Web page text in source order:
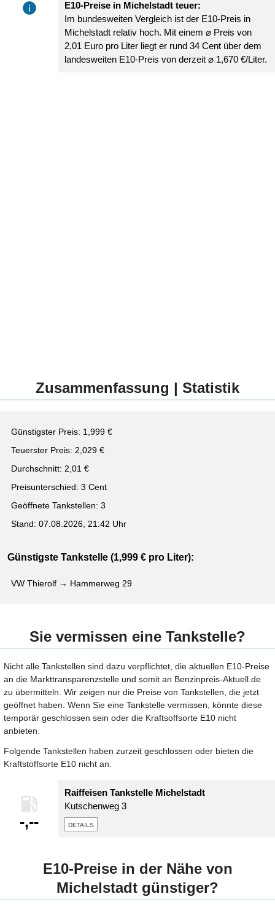
E10-Preise in Michelstadt teuer:
Im bundesweiten Vergleich ist der E10-Preis in
Michelstadt relativ hoch. Mit einem ⌀ Preis von
2,01 Euro pro Liter liegt er rund 34 Cent über dem
landesweiten E10-Preis von derzeit ⌀ 1,670 €/Liter.
Zusammenfassung | Statistik
Günstigster Preis: 1,999 €
Teuerster Preis: 2,029 €
Durchschnitt: 2,01 €
Preisunterschied: 3 Cent
Geöffnete Tankstellen: 3
Stand: 07.08.2026, 21:42 Uhr
Günstigste Tankstelle (1,999 € pro Liter):
VW Thierolf → Hammerweg 29
Sie vermissen eine Tankstelle?
Nicht alle Tankstellen sind dazu verpflichtet, die aktuellen E10-Preise
an die Markttransparenzstelle und somit an Benzinpreis-Aktuell.de
zu übermitteln. Wir zeigen nur die Preise von Tankstellen, die jetzt
geöffnet haben. Wenn Sie eine Tankstelle vermissen, könnte diese
temporär geschlossen sein oder die Kraftsoffsorte E10 nicht
anbieten.
Folgende Tankstellen haben zurzeit geschlossen oder bieten die
Kraftstoffsorte E10 nicht an:
-,--
Raiffeisen Tankstelle Michelstadt
Kutschenweg 3
details
E10-Preise in der Nähe von
Michelstadt günstiger?